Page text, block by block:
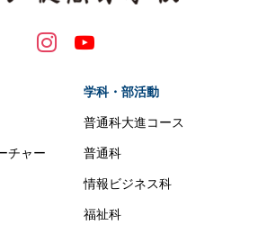
チャー
学科・部活動
普通科大進コース
普通科
情報ビジネス科
福祉科